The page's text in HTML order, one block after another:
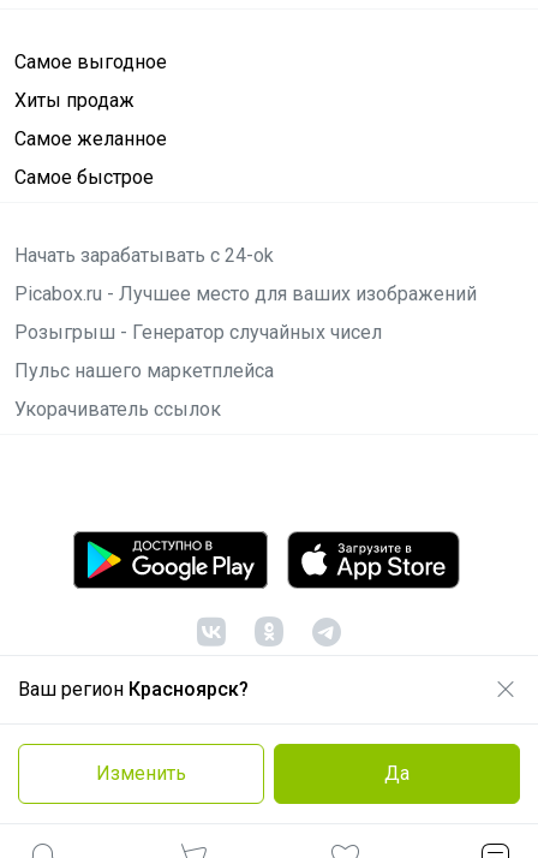
Ваш регион Красноярск?
Изменить Да
Самое выгодное
Хиты продаж
Самое желанное
Самое быстрое
Начать зарабатывать с 24-ok
Picabox.ru - Лучшее место для ваших изображений
Розыгрыш - Генератор случайных чисел
Пульс нашего маркетплейса
Укорачиватель ссылок
© ООО "Лявита", ОГРН 1122468054070, 2012 -2026
Политика конфиденциальности
Cоглашение пользователя